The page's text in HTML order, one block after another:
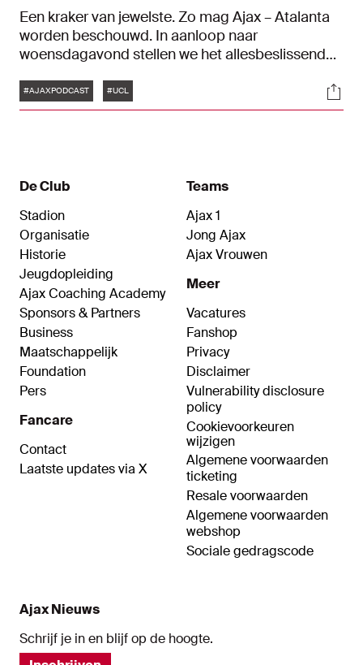
Een kraker van jewelste. Zo mag Ajax – Atalanta
worden beschouwd. In aanloop naar
woensdagavond stellen we het allesbeslissende
deze aflevering van de Ajax Podcast. We blikken
vooruit met onder meer John van ’t Schip, een
Sports-commentator en Eredivisie-expert
Tags
#AJAXPODCAST #UCL
De Club
Stadion
Organisatie
Historie
Jeugdopleiding
Ajax Coaching Academy
Sponsors & Partners
Business
Maatschappelijk
Foundation
Pers
Fancare
Contact
Laatste updates via X
Teams
Ajax 1
Jong Ajax
Ajax Vrouwen
Meer
Vacatures
Fanshop
Privacy
Disclaimer
Vulnerability disclosure
policy
Cookievoorkeuren
wijzigen
Algemene voorwaarden
ticketing
Resale voorwaarden
Algemene voorwaarden
webshop
Sociale gedragscode
Ajax Nieuws
Schrijf je in en blijf op de hoogte.